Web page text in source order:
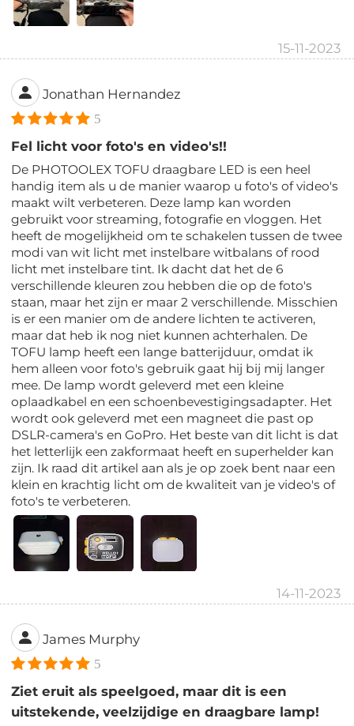
15-11-2023
Jonathan Hernandez
5
Fel licht voor foto's en video's!!
De PHOTOOLEX TOFU draagbare LED is een heel
handig item als u de manier waarop u foto's of video's
maakt wilt verbeteren. Deze lamp kan worden
gebruikt voor streaming, fotografie en vloggen. Het
heeft de mogelijkheid om te schakelen tussen de twee
modi van wit licht met instelbare witbalans of rood
licht met instelbare tint. Ik dacht dat het de 6
verschillende kleuren zou hebben die op de foto's
staan, maar het zijn er maar 2 verschillende. Misschien
is er een manier om de andere lichten te activeren,
maar dat heb ik nog niet kunnen achterhalen. De
TOFU lamp heeft een lange batterijduur, omdat ik
hem alleen voor foto's gebruik gaat hij bij mij langer
mee. De lamp wordt geleverd met een kleine
oplaadkabel en een schoenbevestigingsadapter. Het
wordt ook geleverd met een magneet die past op
DSLR-camera's en GoPro. Het beste van dit licht is dat
het letterlijk een zakformaat heeft en superhelder kan
zijn. Ik raad dit artikel aan als je op zoek bent naar een
klein en krachtig licht om de kwaliteit van je video's of
foto's te verbeteren.
14-11-2023
James Murphy
5
Ziet eruit als speelgoed, maar dit is een
uitstekende, veelzijdige en draagbare lamp!